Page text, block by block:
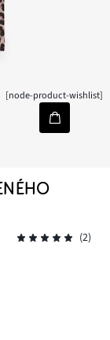
[node-product-wishlist]
(2)